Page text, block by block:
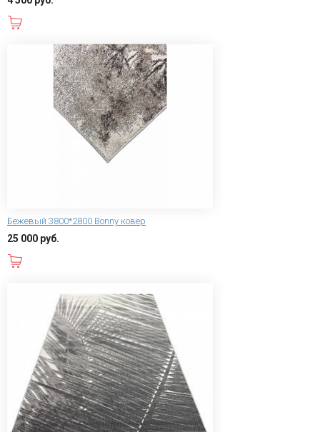
Бежевый 3800*2800 Bonny ковер
25 000 руб.